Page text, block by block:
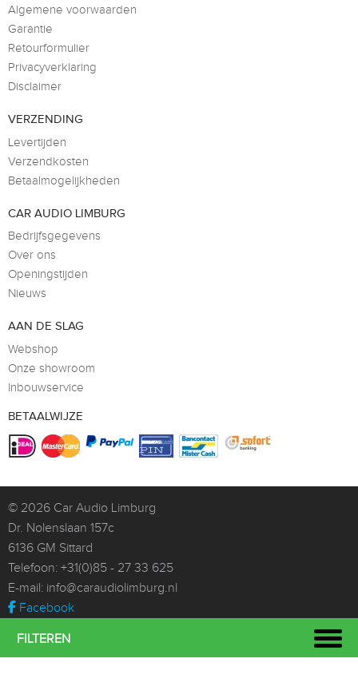
FILTEREN
Algemene voorwaarden
Garantie
Retourformulier
Privacyverklaring
Disclaimer
VERZENDING
Levertijden
Verzendkosten
Betaalmogelijkheden
CAR AUDIO LIMBURG
Bedrijfsgegevens
Over ons
Openingstijden
Nieuws
AAN DE SLAG
Webshop
Onze showroom
Inbouwservice
BETAALWIJZE
© 2026 Car Audio Limburg
Dr. Nolenslaan 157c
6136 GM Sittard
Telefoon: +31(0)85 - 27 33 625
E-mail: info@caraudiolimburg.nl
Facebook
Instagram